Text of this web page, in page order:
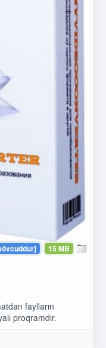
15 MB
faylların
proqramdır.